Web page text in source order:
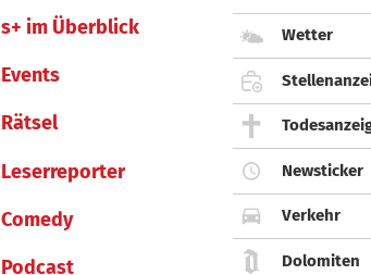
s+ im Überblick
Events
Rätsel
Leserreporter
Comedy
Podcast
Wetter
Newsticker
Verkehr
Dolomiten